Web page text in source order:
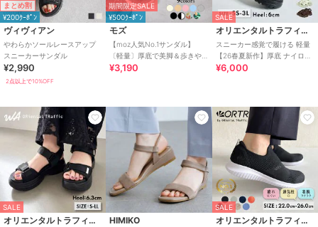
まとめ割
¥200ｸｰﾎﾟﾝ
ヴィヴィアン
やわらかソールレースアップ
スニーカーサンダル
¥2,990
2点以上で10%OFF
期間限定SALE
¥500ｸｰﾎﾟﾝ
モズ
【moz人気No.1サンダル】
〔軽量〕厚底で美脚＆歩きや
すい！疲れにくいフィット感
¥3,190
SALE
オリエンタルトラフィック
スニーカー感覚で履ける 軽量
【26春夏新作】厚底 ナイロン
スポーツサンダル /OT3232
¥6,000
SALE
オリエンタルトラフィック HIMIKO
SALE
オリエンタルトラフィック